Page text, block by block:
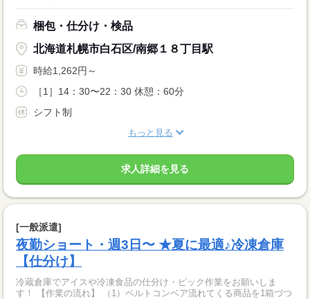
梱包・仕分け・検品
北海道札幌市白石区/南郷１８丁目駅
時給1,262円～
［1］14：30〜22：30 休憩：60分
シフト制
もっと見る
求人詳細を見る
[一般派遣]
夜勤ショート・週3日〜 ★夏に最適♪冷凍倉庫
【仕分け】
冷蔵倉庫でアイスや冷凍食品の仕分け・ピック作業をお願いしま
す！ 【作業の流れ】 （1）ベルトコンベア流れてくる商品を1箱づつ